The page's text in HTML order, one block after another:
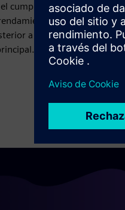
cumplimiento de las
integrado» de
a través de Siemens